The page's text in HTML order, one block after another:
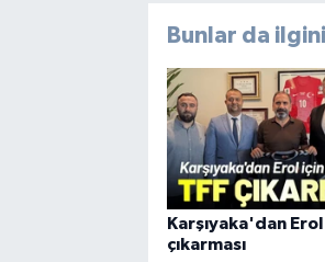
Bunlar da
Karşıyaka'dan Erol
çıkarması